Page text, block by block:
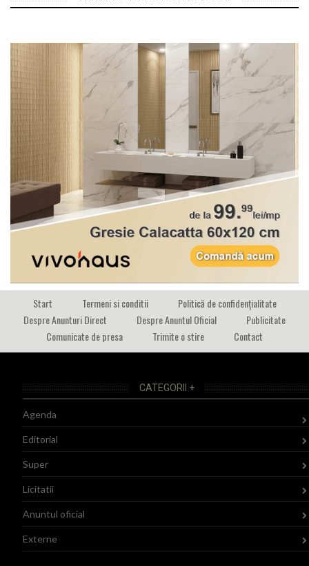
Start Termeni si conditii
Politică de confidențialitate
Despre Anunturi Direct
Despre Anuntul Oficial
Publicitate
Comunicate de presa
Trimite o stire Contact
CATEGORII +
Agenda
Editorial
Super
Licitatii
Anuntul oficial
Externe